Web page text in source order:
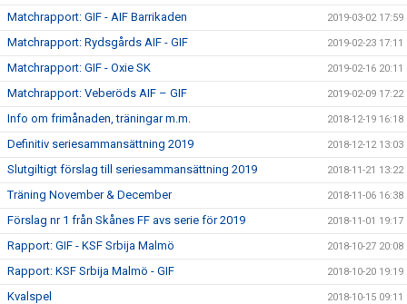
Matchrapport: GIF - AIF Barrikaden 2019-03-02 17:59
Matchrapport: Rydsgårds AIF - GIF 2019-02-23 17:11
Matchrapport: GIF - Oxie SK 2019-02-16 20:11
Matchrapport: Veberöds AIF – GIF 2019-02-09 17:22
Info om frimånaden, träningar m.m. 2018-12-19 16:18
Definitiv seriesammansättning 2019 2018-12-12 13:03
Slutgiltigt förslag till seriesammansättning 2019 2018-11-21 13:22
Träning November & December 2018-11-06 16:38
Förslag nr 1 från Skånes FF avs serie för 2019 2018-11-01 19:17
Rapport: GIF - KSF Srbija Malmö 2018-10-27 20:08
Rapport: KSF Srbija Malmö - GIF 2018-10-20 19:19
Kvalspel 2018-10-15 09:11